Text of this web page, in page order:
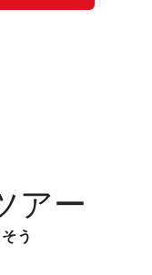
アー
う